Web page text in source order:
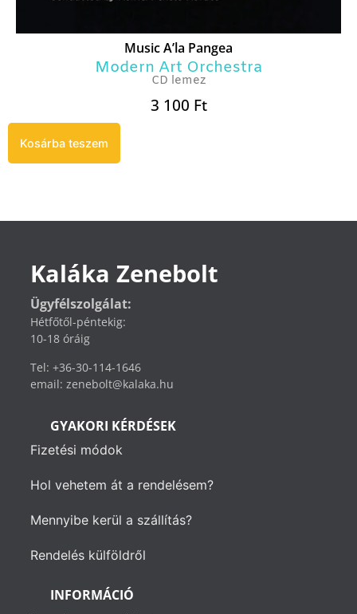
Music A’la Pangea
Modern Art Orchestra
CD lemez
3 100 Ft
Kosárba teszem
Kaláka Zenebolt
Ügyfélszolgálat:
Hétfőtől-péntekig:
10-18 óráig
Tel: +36-30-114-1646
email: zenebolt@kalaka.hu
GYAKORI KÉRDÉSEK
Fizetési módok
Hol vehetem át a rendelésem?
Mennyibe kerül a szállítás?
Rendelés külföldről
INFORMÁCIÓ